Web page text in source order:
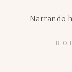
Narrando